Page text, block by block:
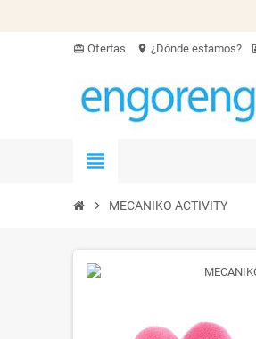
card_giftcard Ofertas location_on ¿Dónde estamos?
view_headline
chevron_right MECANIKO ACTIVITY